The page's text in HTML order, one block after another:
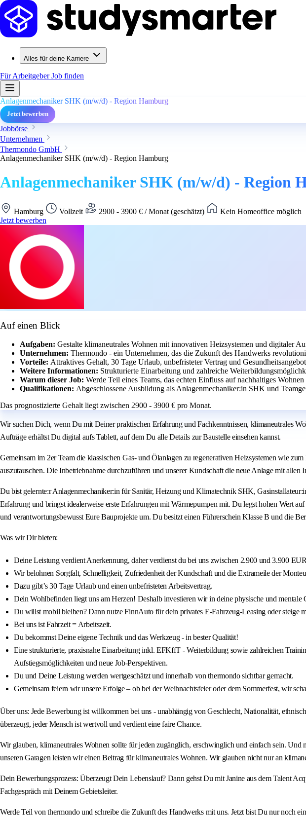
Alles für deine Karriere
Für ArbeitgeberJob finden
Anlagenmechaniker SHK (m/w/d) - Region Hamburg
Jetzt bewerben
Jobbörse
Unternehmen
Thermondo GmbH
Anlagenmechaniker SHK (m/w/d) - Region Hamburg
Anlagenmechaniker SHK (m/w/d) - Region
Hamburg Vollzeit 2900 - 3900 € / Monat (geschätzt)
Kein Homeoffice möglich
Jetzt bewerben
Auf einen Blick
Aufgaben: Gestalte klimaneutrales Wohnen mit innovativen Heizsystemen und digitaler
Unternehmen: Thermondo - ein Unternehmen, das die Zukunft des Handwerks
Vorteile: Attraktives Gehalt, 30 Tage Urlaub, unbefristeter Vertrag und
Weitere Informationen: Strukturierte Einarbeitung und zahlreiche
Warum dieser Job: Werde Teil eines Teams, das echten Einfluss auf nachhaltiges Wohnen
Qualifikationen: Abgeschlossene Ausbildung als Anlagenmechaniker:in SHK und
Das prognostizierte Gehalt liegt zwischen 2900 - 3900 € pro Monat.
Wir suchen Dich, wenn Du mit Deiner praktischen Erfahrung und Fachkenntnissen, klimaneutrales
Aufträge erhältst Du digital aufs Tablett, auf dem Du alle Details zur Baustelle einsehen kannst.
Gemeinsam im 2er Team die klassischen Gas- und Ölanlagen zu regenerativen Heizsystemen wie
auszutauschen. Die Inbetriebnahme durchzuführen und unserer Kundschaft die neue Anlage mit allen
Du bist gelernte:r Anlagenmechaniker:in für Sanitär, Heizung und Klimatechnik SHK,
Erfahrung und bringst idealerweise erste Erfahrungen mit Wärmepumpen mit. Du legst hohen Wert
und verantwortungsbewusst Eure Bauprojekte um. Du besitzt einen Führerschein Klasse B und die
Was wir Dir bieten:
Deine Leistung verdient Anerkennung, daher verdienst du bei uns zwischen 2.900 und 3.900
Wir belohnen Sorgfalt, Schnelligkeit, Zufriedenheit der Kundschaft und die Extrameile der
Dazu gibt’s 30 Tage Urlaub und einen unbefristeten Arbeitsvertrag.
Dein Wohlbefinden liegt uns am Herzen! Deshalb investieren wir in deine physische und
Du willst mobil bleiben? Dann nutze FinnAuto für dein privates E-Fahrzeug-Leasing oder steige
Bei uns ist Fahrzeit = Arbeitszeit.
Du bekommst Deine eigene Technik und das Werkzeug - in bester Qualität!
Eine strukturierte, praxisnahe Einarbeitung inkl. EFKffT - Weiterbildung sowie zahlreichen
Aufstiegsmöglichkeiten und neue Job-Perspektiven.
Du und Deine Leistung werden wertgeschätzt und innerhalb von thermondo sichtbar gemacht.
Gemeinsam feiern wir unsere Erfolge – ob bei der Weihnachtsfeier oder dem Sommerfest, wir
Über uns: Jede Bewerbung ist willkommen bei uns - unabhängig von Geschlecht, Nationalität,
überzeugt, jeder Mensch ist wertvoll und verdient eine faire Chance.
Wir glauben, klimaneutrales Wohnen sollte für jeden zugänglich, erschwinglich und einfach sein.
unseren Garagen leisten wir einen Beitrag für klimaneutrales Wohnen. Wir glauben nicht nur an
Dein Bewerbungsprozess: Überzeugt Dein Lebenslauf? Dann gehst Du mit Janine aus dem Talent
Fachgespräch mit Deinem Gebietsleiter.
Werde Teil von thermondo und schreibe die Zukunft des Handwerks mit uns. Jetzt bist Du nur noch